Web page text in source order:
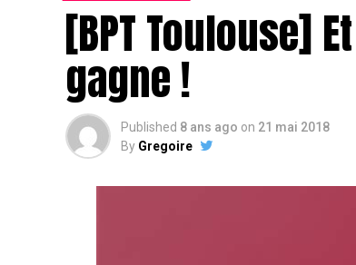
[BPT Toulouse]
gagne !
Published 8 ans ago on 21 mai 2018
By Gregoire